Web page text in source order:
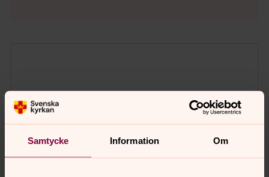
Samtycke Information Om